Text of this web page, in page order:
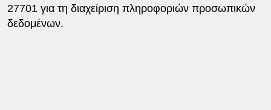
27701 για τη διαχείριση πληροφοριών προσωπικών
δεδομένων.